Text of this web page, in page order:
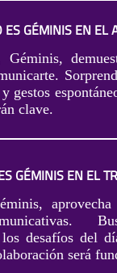
ES GÉMINIS EN EL
gestos
clave.
GÉMINIS EN EL
desafíos del
será